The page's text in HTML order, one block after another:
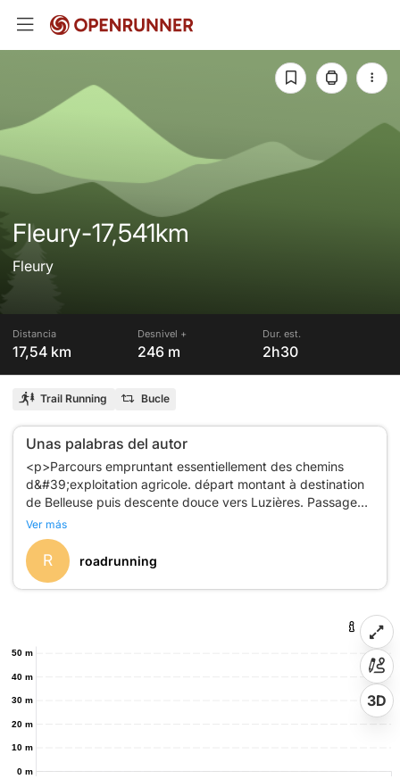
Fleury-17,541km
Fleury
Distancia
17,54 km
Desnivel +
246 m
Dur. est.
2h30
Trail Running Bucle
Unas palabras del autor
<p>Parcours empruntant essentiellement des chemins
d&#39;exploitation agricole. départ montant à destination
de Belleuse puis descente douce vers Luzières. Passage
technique dans le bois de Conty. Retour descendant vers
Fleury. Bonne sortie!</p>
Ver más
R roadrunning
0 m
10 m
20 m
30 m
40 m
50 m
3D